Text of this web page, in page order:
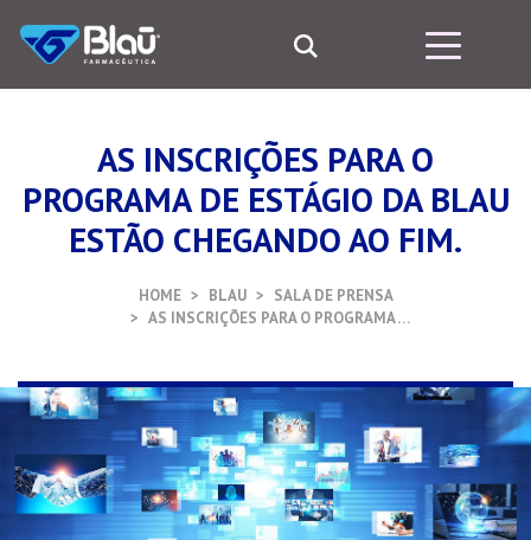
AS INSCRIÇÕES PARA O
PROGRAMA DE ESTÁGIO DA BLAU
ESTÃO CHEGANDO AO FIM.
HOME BLAU
SALA DE PRENSA
AS INSCRIÇÕES PARA O PROGRAMA …